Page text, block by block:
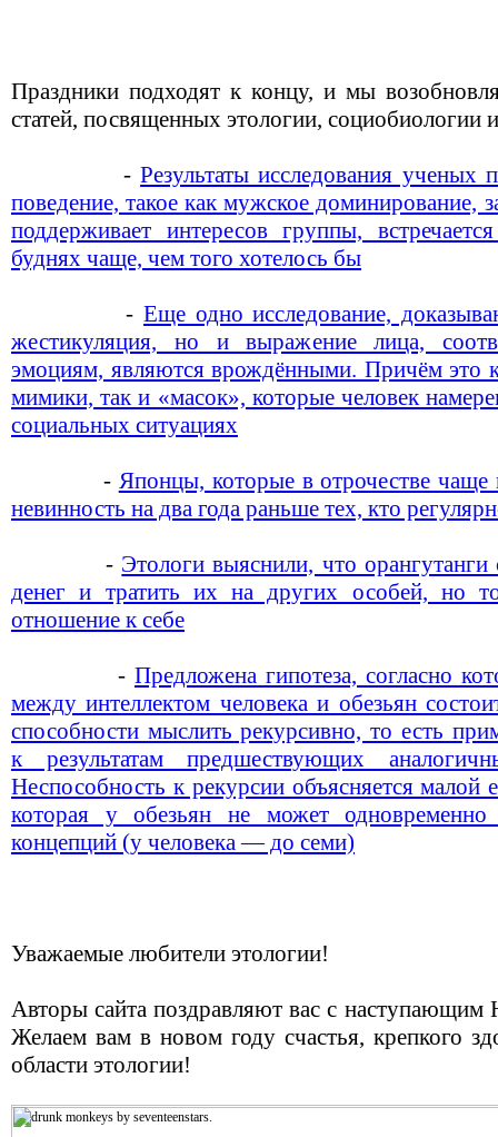
Праздники подходят к концу, и мы
статей, посвященных этологии, социобиологии
-Результаты исследования ученых
поведение, такое как мужское доминирование,
поддерживает интересов группы,
буднях чаще, чем того хотелось бы
-Еще одно исследование,
жестикуляция, но и выражение лица,
эмоциям, являются врождёнными. Причём это
мимики, так и «масок», которые человек
социальных ситуациях
- Японцы, которые в отрочестве чаще
невинность на два года раньше тех, кто
- Этологи выяснили, что
денег и тратить их на других особей, но
отношение к себе
- Предложена гипотеза, согласно
между интеллектом человека и обезьян
способности мыслить рекурсивно, то есть
к результатам предшествующих
Неспособность к рекурсии объясняется малой
которая у обезьян не может одновременно
концепций (у человека — до семи)
Уважаемые любители этологии!
Авторы сайта поздравляют вас с
Желаем вам в новом году счастья, крепкого
области этологии!